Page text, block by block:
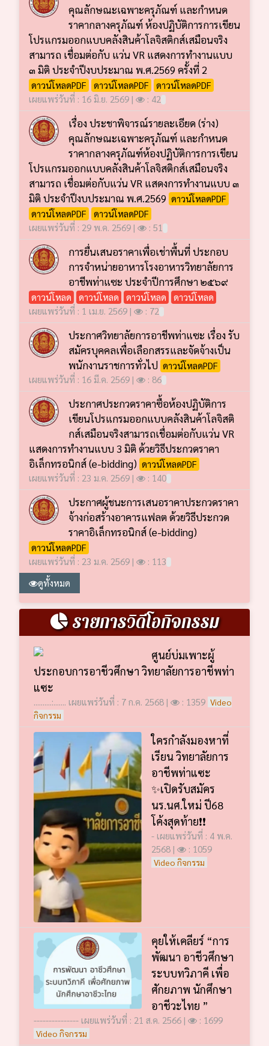
คุณลักษณะเฉพาะครุภัณฑ์ และกำหนด
ราคากลางครุภัณฑ์ ห้องปฏิบัติการการเขียน
โปรแกรมออกแบบคลังสินค้าโลจิสติกส์เสมือนจริง
สามารถ เชื่อมต่อกับ แว่น VR แสดงการทำงานแบบ
๓ มิติ ประจำปีงบประมาณ พ.ศ.2569 ครั้งที่ 2
ดาวน์โหลดPDF ดาวน์โหลดPDF
ดาวน์โหลดPDF
เผยแพร่วันที่ : 16 มิ.ย. 2569 |
: 42
เรื่อง ประชาพิจารณ์รายละเอียด (ร่าง)
คุณลักษณะเฉพาะครุภัณฑ์ และกำหนด
ราคากลางครุภัณฑ์ห้องปฏิบัติการการเขียน
โปรแกรมออกแบบคลังสินค้าโลจิสติกส์เสมือนจริง
สามารถ เชื่อมต่อกับแว่น VR แสดงการทำงานแบบ ๓
มิติ ประจำปีงบประมาณ พ.ศ.2569 ดาวน์โหลดPDF
ดาวน์โหลดPDF
ดาวน์โหลดPDF
เผยแพร่วันที่ : 29 พ.ค. 2569 |
: 51
การยื่นเสนอราคาเพื่อเช่าพื้นที่ ประกอบ
การจำหน่ายอาหารโรงอาหารวิทยาลัยการ
อาชีพท่าแซะ ประจำปีการศึกษา ๒๕๖๙
ดาวน์โหลด ดาวน์โหลด ดาวน์โหลด
ดาวน์โหลด
เผยแพร่วันที่ : 1 เม.ย. 2569 |
: 72
ประกาศวิทยาลัยการอาชีพท่าแซะ เรื่อง รับ
สมัครบุคคลเพื่อเลือกสรรและจัดจ้างเป็น
พนักงานราชการทั่วไป ดาวน์โหลดPDF
เผยแพร่วันที่ : 16 มี.ค. 2569 |
: 86
ประกาศประกวดราคาซื้อห้องปฏิบัติการ
เขียนโปรแกรมออกแบบคลังสินค้าโลจิสติ
กส์เสมือนจริงสามารถเชื่อมต่อกับแว่น VR
แสดงการทำงานแบบ 3 มิติ ด้วยวิธีประกวดราคา
อิเล็กทรอนิกส์ (e-bidding) ดาวน์โหลดPDF
เผยแพร่วันที่ : 23 ม.ค. 2569 |
: 140
ประกาศผู้ชนะการเสนอราคาประกวดราคา
จ้างก่อสร้างอาคารแฟลต ด้วยวิธีประกวด
ราคาอิเล็กทรอนิกส์ (e-bidding)
ดาวน์โหลดPDF
เผยแพร่วันที่ : 23 ม.ค. 2569 |
: 113
ดูทั้งหมด
รายการวิดีโอกิจกรรม
ศูนย์บ่มเพาะผู้
ประกอบการอาชีวศึกษา วิทยาลัยการอาชีพท่า
แซะ
..........:....... เผยแพร่วันที่ : 7 ก.ค. 2568 | : 1359 Video
กิจกรรม
ใครกำลังมองหาที่
เรียน วิทยาลัยการ
อาชีพท่าแซะ
✨เปิดรับสมัคร
นร.นศ.ใหม่ ปี68
โค้งสุดท้าย❗️❗️
- เผยแพร่วันที่ : 4 พ.ค.
2568 |
: 1059
Video กิจกรรม
คุยให้เคลียร์ “การ
พัฒนา อาชีวศึกษา
ระบบทวิภาคี เพื่อ
ศักยภาพ นักศึกษา
อาชีวะไทย ”
--------------- เผยแพร่วันที่ : 21 ส.ค. 2566 | : 1699
Video กิจกรรม